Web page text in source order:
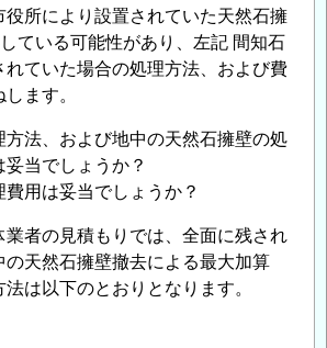
役所により設置されていた天然石擁
ている可能性があり、左記 間知石
れていた場合の処理方法、および費
ます。
法、および地中の天然石擁壁の処
当でしょうか？
用は妥当でしょうか？
業者の見積もりでは、全面に残され
の天然石擁壁撤去による最大加算
は以下のとおりとなります。